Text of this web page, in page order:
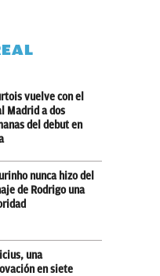
vuelve con el
Madrid a dos
del debut en
nunca hizo del
de Rodrigo una
una
en siete